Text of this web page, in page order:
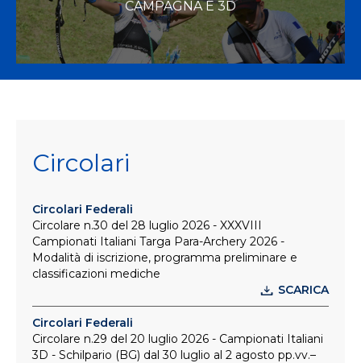
CAMPAGNA E 3D
Circolari
Circolari Federali
Circolare n.30 del 28 luglio 2026 - XXXVIII
Campionati Italiani Targa Para-Archery 2026 -
Modalità di iscrizione, programma preliminare e
classificazioni mediche
SCARICA
Circolari Federali
Circolare n.29 del 20 luglio 2026 - Campionati Italiani
3D - Schilpario (BG) dal 30 luglio al 2 agosto pp.vv.–